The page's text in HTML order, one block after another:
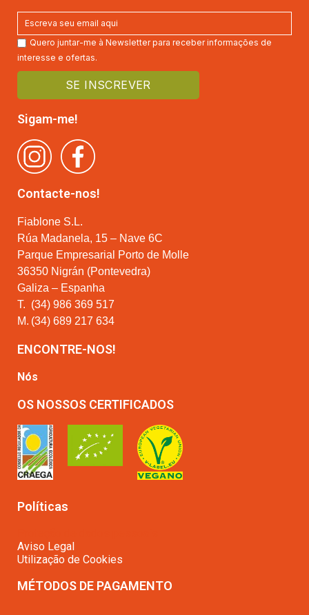
Quero juntar-me à Newsletter para receber informações de
interesse e ofertas.
Sigam-me!
Contacte-nos!
Fiablone S.L.
Rúa Madanela, 15 – Nave 6C
Parque Empresarial Porto de Molle
36350 Nigrán (Pontevedra)
Galiza – Espanha
T. (34) 986 369 517
M. (34) 689 217 634
ENCONTRE-NOS!
Nós
OS NOSSOS CERTIFICADOS
Políticas
Aviso Legal
Utilização de Cookies
MÉTODOS DE PAGAMENTO